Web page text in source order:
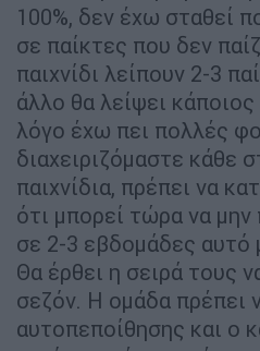
100%, δεν έχω σταθεί
σε παίκτες που δεν
παιχνίδι λείπουν 2-3
άλλο θα λείψει
λόγο έχω πει πολλές
διαχειριζόμαστε κάθε
παιχνίδια, πρέπει να
ότι μπορεί τώρα να μην
σε 2-3 εβδομάδες αυτό
Θα έρθει η σειρά τους
σεζόν. Η ομάδα πρέπει
αυτοπεποίθησης και ο